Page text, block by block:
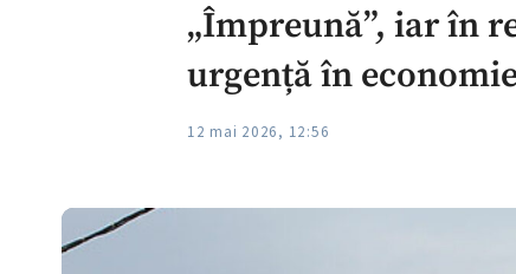
„Împreună”, iar în
urgență în
12 mai 2026, 12:56